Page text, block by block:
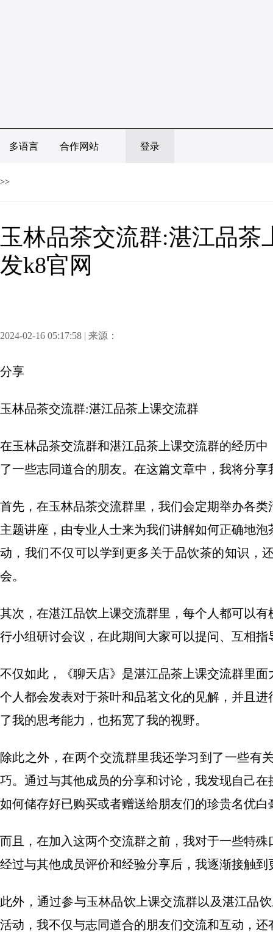
多语言 合作网站 登录
>>
玉林品茶交流群:湛江品
发k8官网
2024-02-16 05:17:58 | 来源：
分享
玉林品茶交流群:湛江品茶上课交流群
在玉林品茶交流群和湛江品茶上课交流群的经历
了一些志同道合的朋友。在这篇文章中，我将分
首先，在玉林品茶交流群里，我们会定期举办各
主题讲座，由专业人士来为我们讲解如何正确地
动，我们不仅可以学到更多关于品饮茶的知识，
会。
其次，在湛江品饮上课交流群里，每个人都可以
行小组研讨会议，在此期间大家可以提问、互相
不仅如此，《聊天店》是湛江品茶上课交流群里
个人都会发表对于茶叶和品茗文化的见解，并且
了我的思考能力，也拓宽了我的视野。
除此之外，在两个交流群里我还学习到了一些有
巧。通过与其他成员的分享和讨论，我发现自己
如何储存好已购买或者赠送给朋友们的珍贵名优白
而且，在加入这两个交流群之前，我对于一些特
经过与其他成员评价和经验分享后，我逐渐接触
此外，通过参与玉林品饮上课交流群以及湛江品
活动，我不仅与志同道合的朋友们交流和互动，